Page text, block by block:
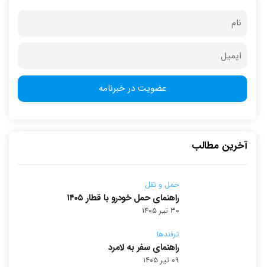
آخرین مطالب
حمل و نقل
راهنمای حمل خودرو با قطار ۱۴۰۵
۳۰ تیر ۱۴۰۵
ترفندها
راهنمای سفر به لامرد
۰۹ تیر ۱۴۰۵